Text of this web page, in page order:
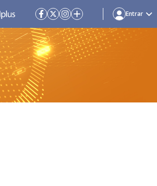
Entrar